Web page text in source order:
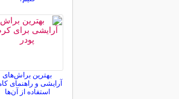
بهترین براش‌های
آرایشی و راهنمای
استفاده از آن‌ها